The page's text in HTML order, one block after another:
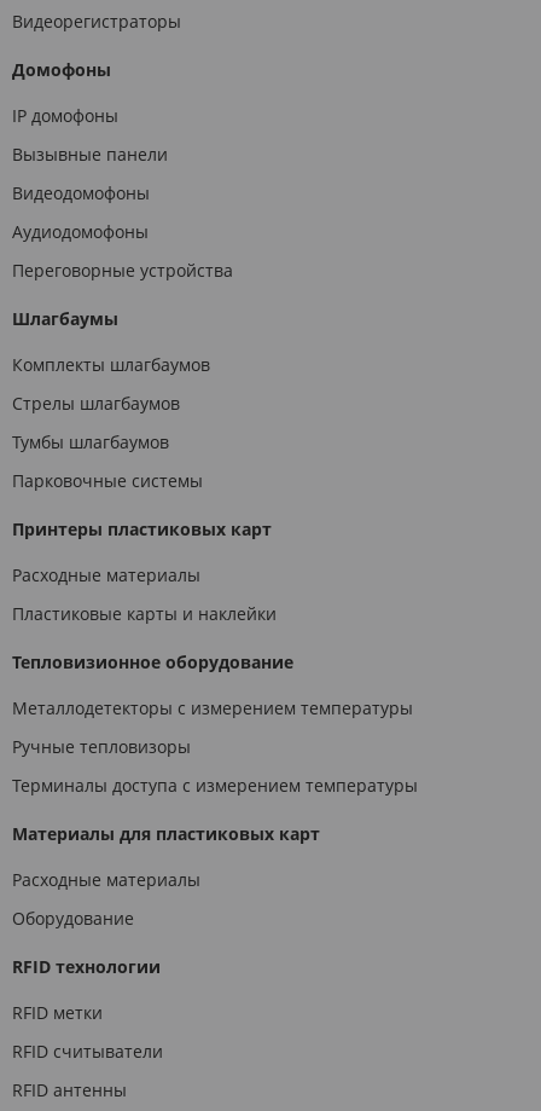
Видеорегистраторы
Домофоны
IP домофоны
Вызывные панели
Видеодомофоны
Аудиодомофоны
Переговорные устройства
Шлагбаумы
Комплекты шлагбаумов
Стрелы шлагбаумов
Тумбы шлагбаумов
Парковочные системы
Принтеры пластиковых карт
Расходные материалы
Пластиковые карты и наклейки
Тепловизионное оборудование
Металлодетекторы с измерением температуры
Ручные тепловизоры
Терминалы доступа с измерением температуры
Материалы для пластиковых карт
Расходные материалы
Оборудование
RFID технологии
RFID метки
RFID считыватели
RFID антенны